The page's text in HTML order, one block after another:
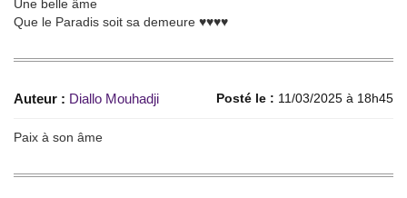
Une belle âme
Que le Paradis soit sa demeure ♥️♥️♥️♥️
Auteur : Diallo Mouhadji Posté le : 11/03/2025 à 18h45
Paix à son âme